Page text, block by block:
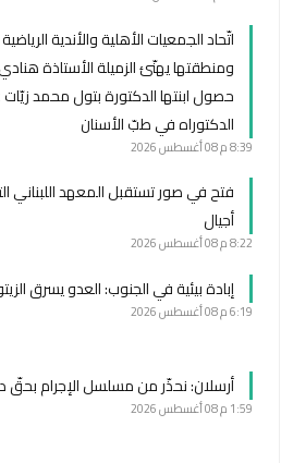
اتّحاد الجمعيات الأهلية والأندية
ومنطقتها يهنّئ الزميلة الأستاذة
حصول ابنتها الدكتورة بتول محمد
الدكتوراه في طبّ الأسنان
8:39 م 08 أغسطس 2026
فتح في صور تستقبل المعهد اللبناني
أجيال
8:22 م 08 أغسطس 2026
إبادة بيئية في الجنوب: العدو يسرق
6:19 م 08 أغسطس 2026
أرسلان: نحذّر من مسلسل الإجرام بحقّ
1:59 م 08 أغسطس 2026